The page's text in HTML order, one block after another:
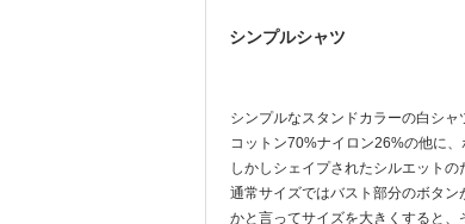
シンプルシャツ
シンプルなスタンドカラーの白シャ
コットン70%ナイロン26%の他に
しかしシェイプされたシルエットの
通常サイズではバスト部分のボタン
かと言ってサイズを大きくすると、